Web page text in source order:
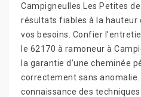
Campigneulles Les Petites
résultats fiables à la hauteur
vos besoins. Confier
le 62170 à ramoneur à
la garantie d’une cheminée
correctement sans
connaissance des